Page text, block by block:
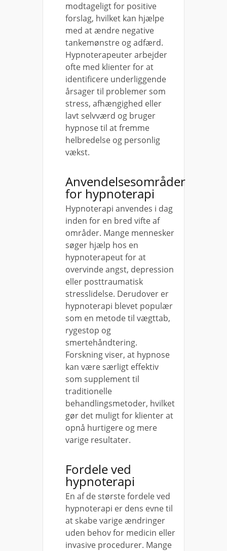
modtageligt for positive
forslag, hvilket kan hjælpe
med at ændre negative
tankemønstre og adfærd.
Hypnoterapeuter arbejder
ofte med klienter for at
identificere underliggende
årsager til problemer som
stress, afhængighed eller
lavt selvværd og bruger
hypnose til at fremme
helbredelse og personlig
vækst.
Anvendelsesområder
for hypnoterapi
Hypnoterapi anvendes i dag
inden for en bred vifte af
områder. Mange mennesker
søger hjælp hos en
hypnoterapeut for at
overvinde angst, depression
eller posttraumatisk
stresslidelse. Derudover er
hypnoterapi blevet populær
som en metode til vægttab,
rygestop og
smertehåndtering.
Forskning viser, at hypnose
kan være særligt effektiv
som supplement til
traditionelle
behandlingsmetoder, hvilket
gør det muligt for klienter at
opnå hurtigere og mere
varige resultater.
Fordele ved
hypnoterapi
En af de største fordele ved
hypnoterapi er dens evne til
at skabe varige ændringer
uden behov for medicin eller
invasive procedurer. Mange